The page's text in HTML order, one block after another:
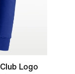
Logo